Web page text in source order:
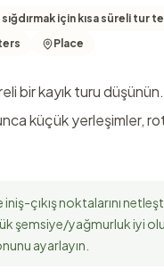
için kısa süreli tur
Place
bir kayık turu
küçük yerleşimler,
çıkış noktalarını
şemsiye/yağmurluk iyi
ayarlayın.